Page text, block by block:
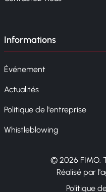
Informations
Événement
Actualités
Politique de l'entreprise
Whistleblowing
© 2026 FIMO.
Réalisé par
Politique